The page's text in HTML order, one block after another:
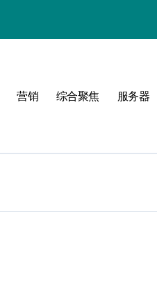
营销 综合聚焦 服务器